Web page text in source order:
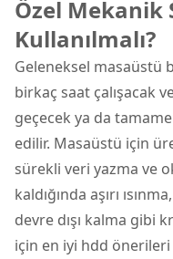
Özel Mekanik
Kullanılmalı?
Geleneksel masaüstü
birkaç saat çalışacak
geçecek ya da
edilir. Masaüstü için
sürekli veri yazma ve
kaldığında aşırı
devre dışı kalma gibi
için en iyi hdd